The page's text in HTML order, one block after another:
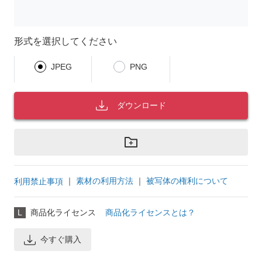
形式を選択してください
JPEG PNG
ダウンロード
利用禁止事項 ｜ 素材の利用方法 ｜ 被写体の権利について
L 商品化ライセンス 商品化ライセンスとは？
今すぐ購入